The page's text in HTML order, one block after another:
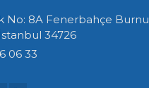
No: 8A Fenerbahçe Burnu
34726
06 33